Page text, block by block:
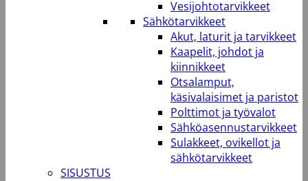
Vesijohtotarvikkeet
Sähkötarvikkeet
Akut, laturit ja tarvikkeet
Kaapelit, johdot ja
kiinnikkeet
Otsalamput,
käsivalaisimet ja paristot
Polttimot ja työvalot
Sähköasennustarvikkeet
Sulakkeet, ovikellot ja
sähkötarvikkeet
SISUSTUS